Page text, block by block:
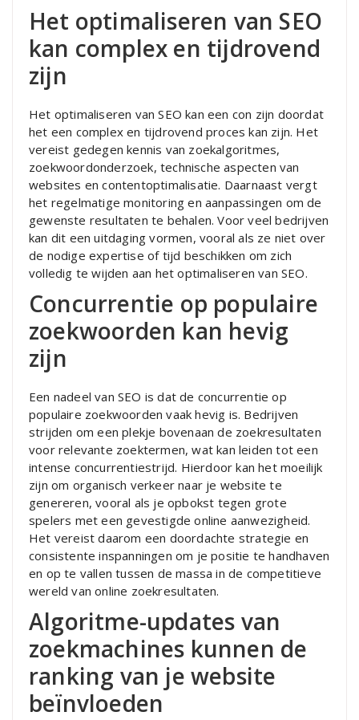
Het optimaliseren van SEO
kan complex en tijdrovend
zijn
Het optimaliseren van SEO kan een con zijn doordat
het een complex en tijdrovend proces kan zijn. Het
vereist gedegen kennis van zoekalgoritmes,
zoekwoordonderzoek, technische aspecten van
websites en contentoptimalisatie. Daarnaast vergt
het regelmatige monitoring en aanpassingen om de
gewenste resultaten te behalen. Voor veel bedrijven
kan dit een uitdaging vormen, vooral als ze niet over
de nodige expertise of tijd beschikken om zich
volledig te wijden aan het optimaliseren van SEO.
Concurrentie op populaire
zoekwoorden kan hevig
zijn
Een nadeel van SEO is dat de concurrentie op
populaire zoekwoorden vaak hevig is. Bedrijven
strijden om een plekje bovenaan de zoekresultaten
voor relevante zoektermen, wat kan leiden tot een
intense concurrentiestrijd. Hierdoor kan het moeilijk
zijn om organisch verkeer naar je website te
genereren, vooral als je opbokst tegen grote
spelers met een gevestigde online aanwezigheid.
Het vereist daarom een doordachte strategie en
consistente inspanningen om je positie te handhaven
en op te vallen tussen de massa in de competitieve
wereld van online zoekresultaten.
Algoritme-updates van
zoekmachines kunnen de
ranking van je website
beïnvloeden